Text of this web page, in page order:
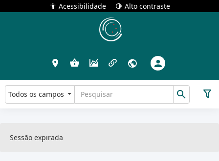
Acessibilidade Alto contraste
Todos os campos
Sessão expirada